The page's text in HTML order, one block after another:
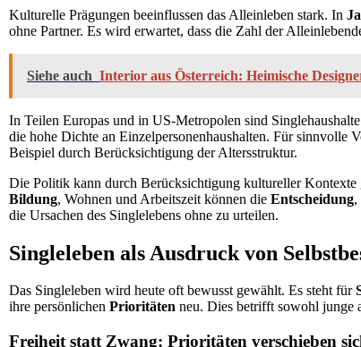
Kulturelle Prägungen beeinflussen das Alleinleben stark. In
ohne Partner. Es wird erwartet, dass die Zahl der
Siehe auch Interior aus Österreich: Heimische
In Teilen Europas und in US-Metropolen sind
die hohe Dichte an Einzelpersonenhaushalten. Für sinnvolle
Beispiel durch Berücksichtigung der Altersstruktur.
Die Politik kann durch Berücksichtigung kultureller Kontexte
Bildung, Wohnen und Arbeitszeit können die Entscheidung,
die Ursachen des Singlelebens ohne zu urteilen.
Singleleben als Ausdruck von
Das Singleleben wird heute oft bewusst gewählt. Es steht für
ihre persönlichen Prioritäten neu. Dies betrifft sowohl junge
Freiheit statt Zwang: Prioritäten verschieben